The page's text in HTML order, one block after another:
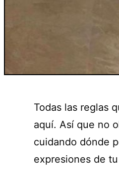
Todas las reglas
aquí. Así que no
cuidando dónde
expresiones de